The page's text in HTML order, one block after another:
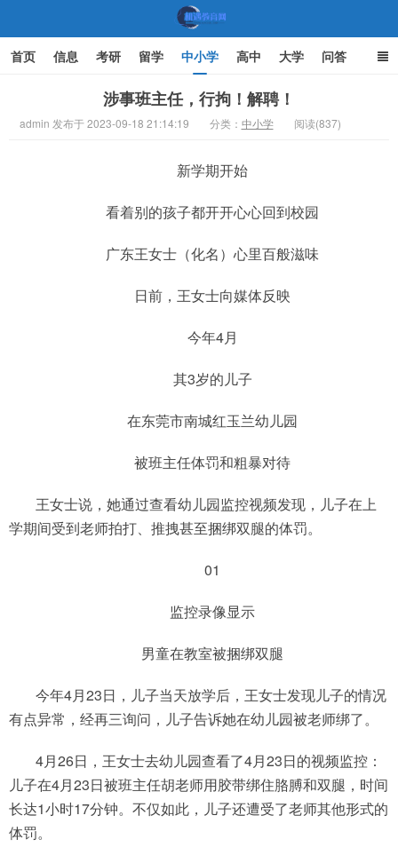
首页 信息 考研 留学 中小学 高中 大学 问答
涉事班主任，行拘！解聘！
admin 发布于 2023-09-18 21:14:19 分类： 中小学 阅读(837)
新学期开始
看着别的孩子都开开心心回到校园
广东王女士（化名）心里百般滋味
日前，王女士向媒体反映
今年4月
其3岁的儿子
在东莞市南城红玉兰幼儿园
被班主任体罚和粗暴对待
王女士说，她通过查看幼儿园监控视频发现，儿子在上
学期间受到老师拍打、推拽甚至捆绑双腿的体罚。
01
监控录像显示
男童在教室被捆绑双腿
今年4月23日，儿子当天放学后，王女士发现儿子的情况
有点异常，经再三询问，儿子告诉她在幼儿园被老师绑了。
4月26日，王女士去幼儿园查看了4月23日的视频监控：
儿子在4月23日被班主任胡老师用胶带绑住胳膊和双腿，时间
长达1小时17分钟。不仅如此，儿子还遭受了老师其他形式的
体罚。